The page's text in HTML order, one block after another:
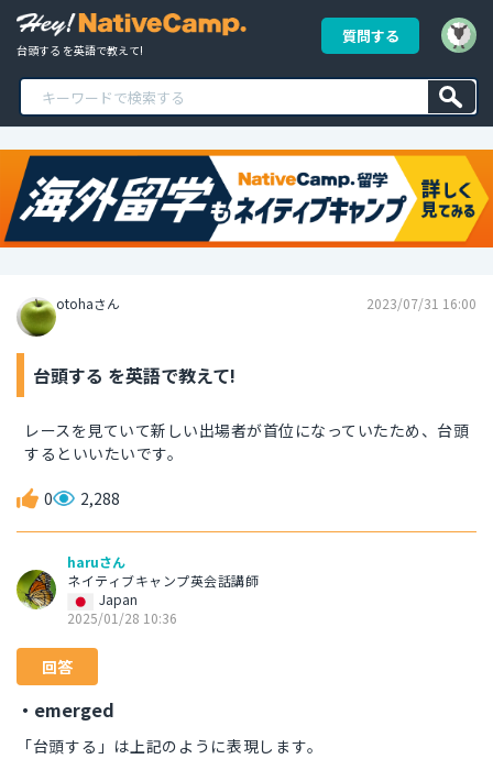
台頭する を英語で教えて!
質問する
otohaさん 2023/07/31 16:00
台頭する を英語で教えて!
レースを見ていて新しい出場者が首位になっていたため、台頭
するといいたいです。
0 2,288
haruさん
ネイティブキャンプ英会話講師
Japan
2025/01/28 10:36
回答
・emerged
「台頭する」は上記のように表現します。